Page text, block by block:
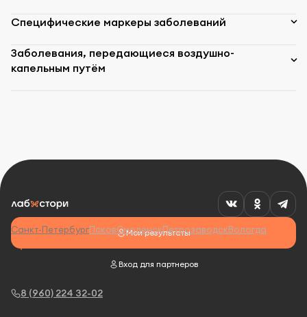
Специфические маркеры заболеваний
Заболевания, передающиеся воздушно-
капельным путём
8 (960) 224 32-02
Мои результаты
Вход для партнеров
Санкт-ПетербургПсковСмоленскПетрозаводскВологда